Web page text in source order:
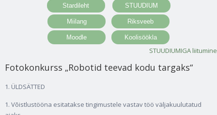
STUUDIUMIGA liitumine
Fotokonkurss „Robotid teevad kodu targaks“
1. ÜLDSÄTTED
1. Võistlustööna esitatakse tingimustele vastav töö väljakuulutatud